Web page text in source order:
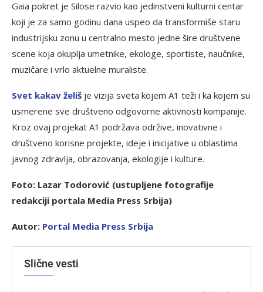
Gaia pokret je Silose razvio kao jedinstveni kulturni centar
koji je za samo godinu dana uspeo da transformiše staru
industrijsku zonu u centralno mesto jedne šire društvene
scene koja okuplja umetnike, ekologe, sportiste, naučnike,
muzičare i vrlo aktuelne muraliste.
Svet kakav želiš je vizija sveta kojem A1 teži i ka kojem su
usmerene sve društveno odgovorne aktivnosti kompanije.
Kroz ovaj projekat A1 podržava održive, inovativne i
društveno korisne projekte, ideje i inicijative u oblastima
javnog zdravlja, obrazovanja, ekologije i kulture.
Foto: Lazar Todorović (ustupljene fotografije
redakciji portala Media Press Srbija)
Autor: Portal Media Press Srbija
Slične vesti